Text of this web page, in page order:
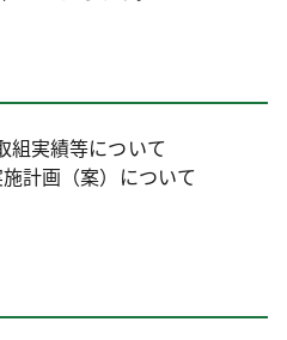
組実績等について
計画（案）について